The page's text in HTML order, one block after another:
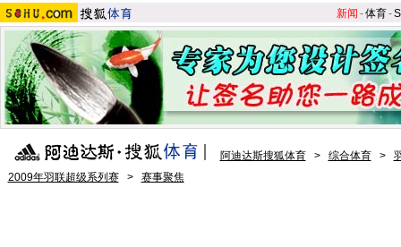
新闻 -体育-S
阿迪达斯搜狐体育 > 综合体育 >
2009年羽联超级系列赛
> 赛事聚焦